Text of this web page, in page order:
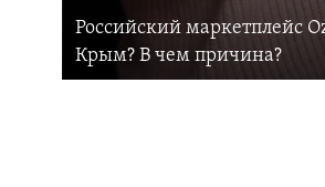
Российский маркетплейс
Крым? В чем причина?